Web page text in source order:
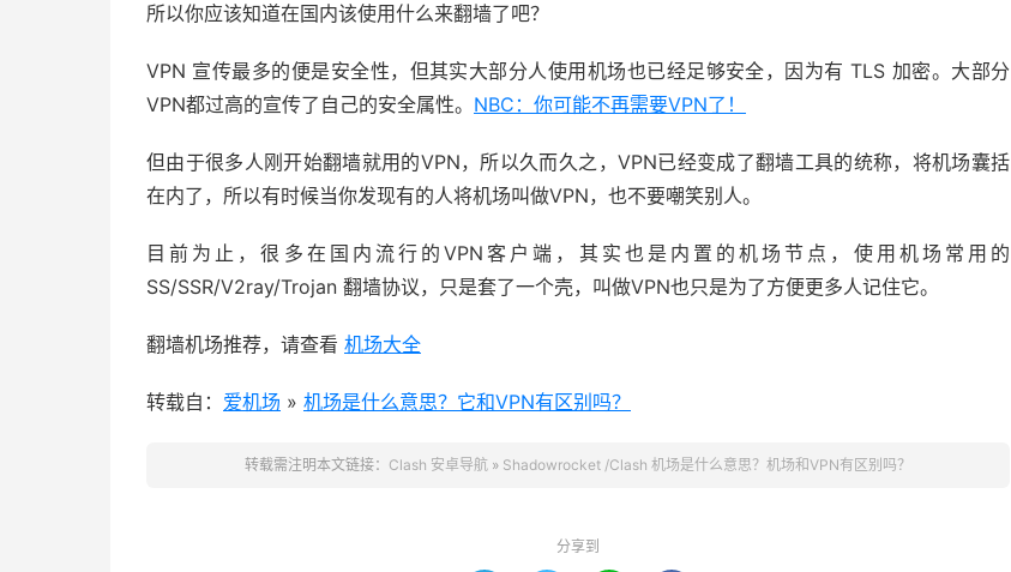
所以你应该知道在国内该使用什么来翻墙了吧？
VPN 宣传最多的便是安全性，但其实大部分人使用机场也已经足够安全，因为有 TLS 加密。大部分
VPN都过高的宣传了自己的安全属性。 NBC：你可能不再需要VPN了！
但由于很多人刚开始翻墙就用的VPN，所以久而久之，VPN已经变成了翻墙工具的统称，将机场囊括
在内了，所以有时候当你发现有的人将机场叫做VPN，也不要嘲笑别人。
目前为止，很多在国内流行的VPN客户端，其实也是内置的机场节点，使用机场常用的
SS/SSR/V2ray/Trojan 翻墙协议，只是套了一个壳，叫做VPN也只是为了方便更多人记住它。
翻墙机场推荐，请查看 机场大全
转载自： 爱机场 » 机场是什么意思？它和VPN有区别吗？
转载需注明本文链接： Clash 安卓导航 » Shadowrocket /Clash 机场是什么意思？机场和VPN有区别吗？
分享到